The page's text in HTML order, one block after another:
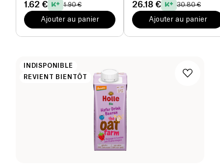
1.62 € 1.90 €
Ajouter au panier
26.18 € 30.80 €
Ajouter au panier
INDISPONIBLE
REVIENT BIENTÔT